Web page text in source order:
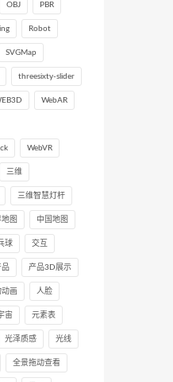
OBJ PBR
Robot
SVGMap
threesixty-slider
WebAR
WebVR
三维
三维智慧灯杆
图 中国地图
球 交互
品 产品3D展示
动画 人脸
宙 元素表
光泽质感 光线
全景拖动查看